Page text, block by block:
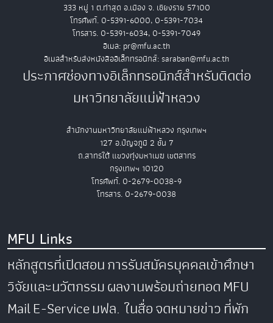
333 หมู่ 1 ต.ท่าสุด อ.เมือง จ. เชียงราย 57100
โทรศัพท์. 0-5391-6000, 0-5391-7034
โทรสาร. 0-5391-6034, 0-5391-7049
อีเมล: pr@mfu.ac.th
อีเมลสำหรับส่งหนังสืออิเล็กทรอนิกส์: saraban@mfu.ac.th
ประกาศช่องทางอิเล็กทรอนิกส์สำหรับติดต่อ
มหาวิทยาลัยแม่ฟ้าหลวง
สำนักงานมหาวิทยาลัยแม่ฟ้าหลวง กรุงเทพฯ
127 อ.ปัญจภูมิ 2 ชั้น 7
ถ.สาทรใต้ แขวงทุ่งมหาเมฆ เขตสาทร
กรุงเทพฯ 10120
โทรศัพท์. 0-2679-0038-9
โทรสาร. 0-2679-0038
MFU Links
หลักสูตรที่เปิดสอนการรับสมัครบุคคลเข้าศึกษา
วิจัยและนวัตกรรมผลงานพร้อมถ่ายทอดMFU
MailE-Serviceมฟล. ในสื่อจดหมายข่าวที่พัก